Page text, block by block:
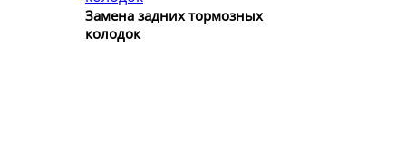
Замена задних тормозных
колодок